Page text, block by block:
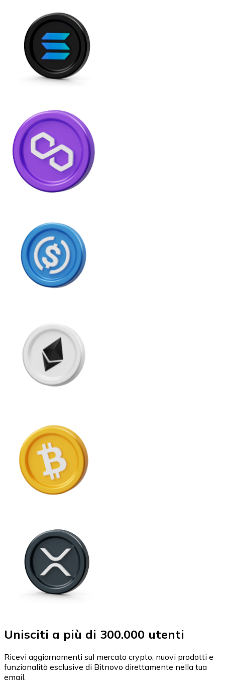
Unisciti a più di 300.000 utenti
Ricevi aggiornamenti sul mercato crypto, nuovi prodotti e
funzionalità esclusive di Bitnovo direttamente nella tua
email.